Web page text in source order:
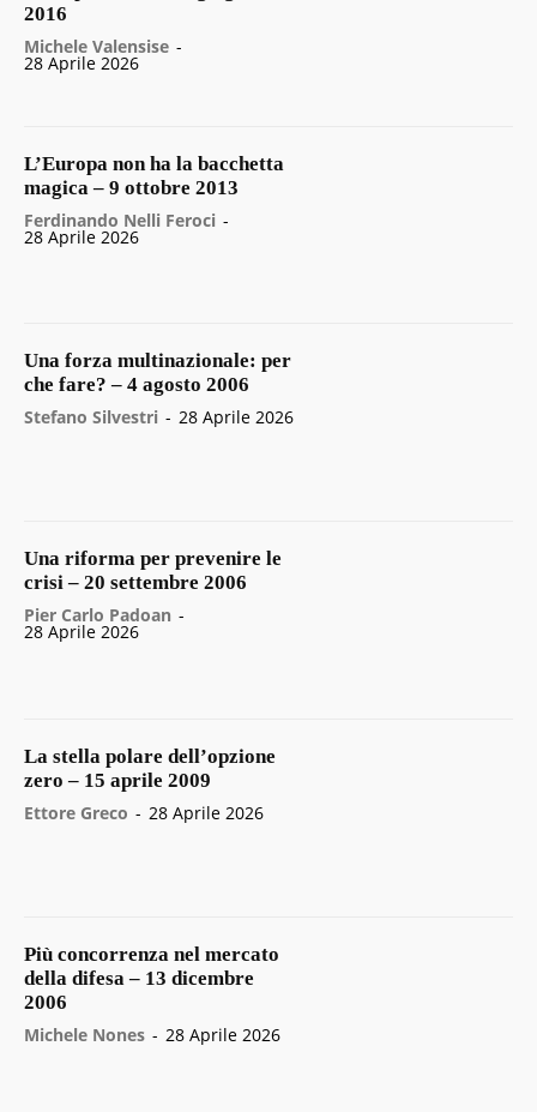
2016
Michele Valensise -
28 Aprile 2026
L’Europa non ha la bacchetta
magica – 9 ottobre 2013
Ferdinando Nelli Feroci -
28 Aprile 2026
Una forza multinazionale: per
che fare? – 4 agosto 2006
Stefano Silvestri - 28 Aprile 2026
Una riforma per prevenire le
crisi – 20 settembre 2006
Pier Carlo Padoan -
28 Aprile 2026
La stella polare dell’opzione
zero – 15 aprile 2009
Ettore Greco - 28 Aprile 2026
Più concorrenza nel mercato
della difesa – 13 dicembre
2006
Michele Nones - 28 Aprile 2026